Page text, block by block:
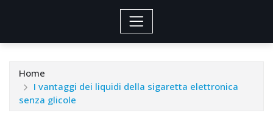
Home
I vantaggi dei liquidi della sigaretta elettronica
senza glicole